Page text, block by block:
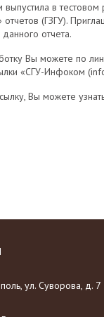
в
(ГЗГУ).
отчета.
Вы можете по
«СГУ-Инфоком
Вы можете
ул. Суворова, д. 7